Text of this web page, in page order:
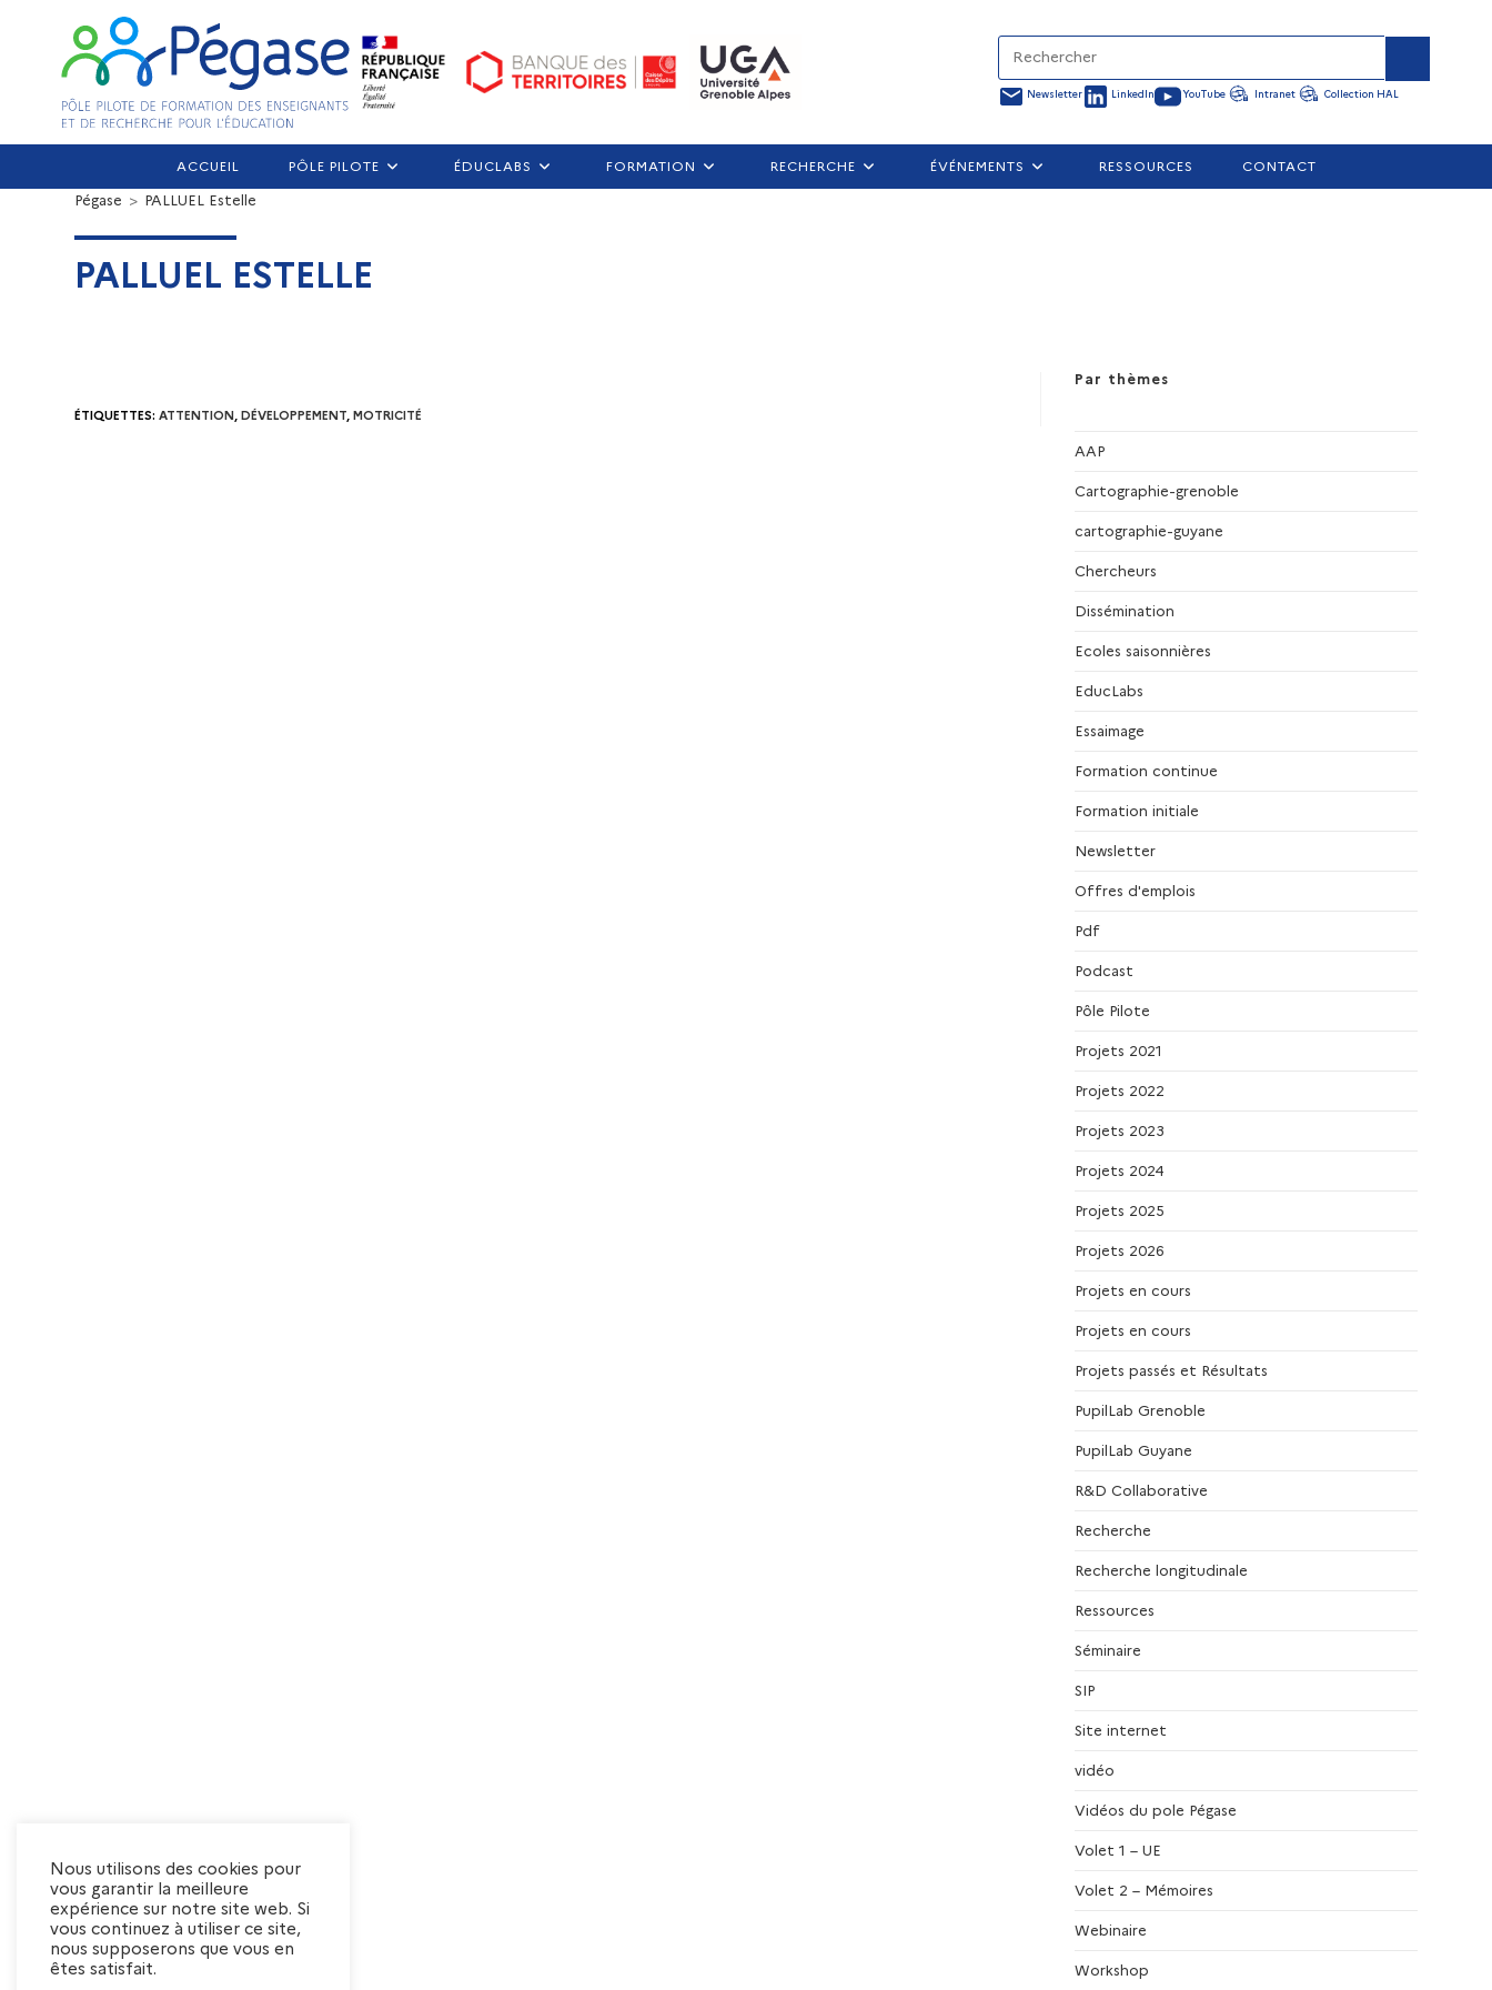
Newsletter LinkedIn YouTube Intranet Collection HAL
ACCUEIL PÔLE PILOTE ÉDUCLABS FORMATION RECHERCHE ÉVÉNEMENTS RESSOURCES CONTACT
PALLUEL ESTELLE
Pégase > PALLUEL Estelle
ÉTIQUETTES:ATTENTION, DÉVELOPPEMENT, MOTRICITÉ
Par thèmes
AAP
Cartographie-grenoble
cartographie-guyane
Chercheurs
Dissémination
Ecoles saisonnières
EducLabs
Essaimage
Formation continue
Formation initiale
Newsletter
Offres d'emplois
Pdf
Podcast
Pôle Pilote
Projets 2021
Projets 2022
Projets 2023
Projets 2024
Projets 2025
Projets 2026
Projets en cours
Projets en cours
Projets passés et Résultats
PupilLab Grenoble
PupilLab Guyane
R&D Collaborative
Recherche
Recherche longitudinale
Ressources
Séminaire
SIP
Site internet
vidéo
Vidéos du pole Pégase
Volet 1 – UE
Volet 2 – Mémoires
Webinaire
Workshop
Nous utilisons des cookies pour
vous garantir la meilleure
expérience sur notre site web. Si
vous continuez à utiliser ce site,
nous supposerons que vous en
êtes satisfait.